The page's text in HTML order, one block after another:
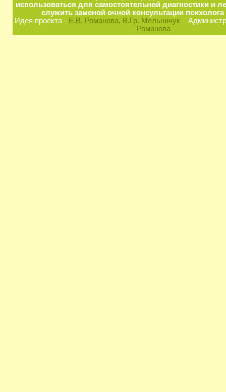
использоваться для самостоятельной диагностики и
служить заменой очной консультации
Идея проекта - Е.В. Романова, В.Гр. Мельничук
Романова